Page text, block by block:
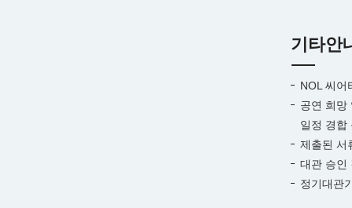
기타안
NOL 씨어
공연 희망
일정 경합
제출된 서
대관 승인
정기대관